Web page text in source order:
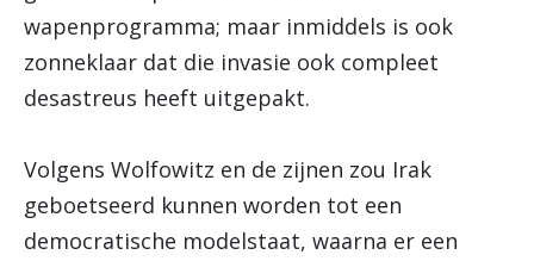
wapenprogramma; maar inmiddels is ook
zonneklaar dat die invasie ook compleet
desastreus heeft uitgepakt.
Volgens Wolfowitz en de zijnen zou Irak
geboetseerd kunnen worden tot een
democratische modelstaat, waarna er een